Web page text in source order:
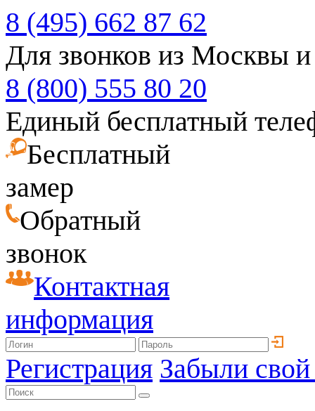
8 (495) 662 87 62
Для звонков из Москвы
8 (800) 555 80 20
Единый бесплатный
Бесплатный
замер
Обратный
звонок
Контактная
информация
Регистрация Забыли